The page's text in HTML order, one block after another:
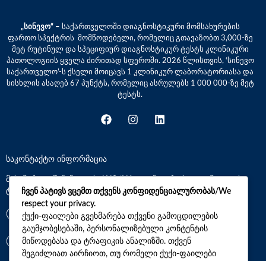
„სინევო“ – საქართველოში დიაგნოსტიკური მომსახურების
ფართო სპექტრის მომწოდებელი, რომელიც გთავაზობთ 3,000-ზე
მეტ რუტინულ და სპეციფიურ დიაგნოსტიკურ ტესტს კლინიკური
პათოლოგიის ყველა ძირითად სფეროში. 2026 წლისთვის, ‘სინევო
საქართველო’-ს ქსელი მოიცავს 1 კლინიკურ ლაბორატორიასა და
სისხლის ასაღებ 67 პუნქტს, რომელიც ასრულებს 1 000 000-ზე მეტ
ტესტს.
საკონტაქტო ინფორმაცია
მისამართი: წინანდლის ქ.N9 (N1 კლინიკური საავადმყოფოს
ტერიტორია)
*7770
+(995)32 2 800 111
ჩვენ პატივს ვცემთ თქვენს კონფიდენციალურობას/We
respect your privacy.
ქუქი-ფაილები გვეხმარება თქვენი გამოცდილების
გაუმჯობესებაში, პერსონალიზებული კონტენტის
მიწოდებასა და ტრაფიკის ანალიზში. თქვენ
შეგიძლიათ აირჩიოთ, თუ რომელი ქუქი-ფაილები